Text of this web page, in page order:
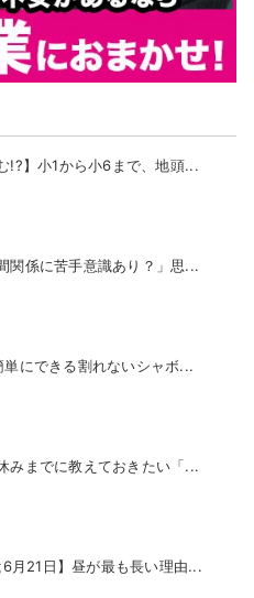
!?】小1から小6まで、地頭...
関係に苦手意識あり？」思...
にできる割れないシャボ...
みまでに教えておきたい「...
6月21日】昼が最も長い理由...